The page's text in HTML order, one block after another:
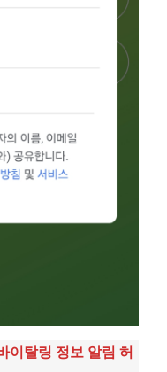
이탈링 정보 알림 허